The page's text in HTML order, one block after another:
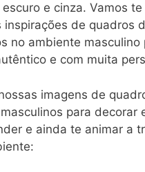
escuro e cinza. Vamos
inspirações de quadros
no ambiente masculino
e com muita
imagens de
para decorar
e ainda te animar a